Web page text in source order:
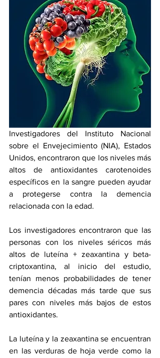
Investigadores del Instituto Nacional
sobre el Envejecimiento (NIA), Estados
Unidos, encontraron que los niveles más
altos de antioxidantes carotenoides
específicos en la sangre pueden ayudar
a protegerse contra la demencia
relacionada con la edad.
Los investigadores encontraron que las
personas con los niveles séricos más
altos de luteína + zeaxantina y beta-
criptoxantina, al inicio del estudio,
tenían menos probabilidades de tener
demencia décadas más tarde que sus
pares con niveles más bajos de estos
antioxidantes.
La luteína y la zeaxantina se encuentran
en las verduras de hoja verde como la